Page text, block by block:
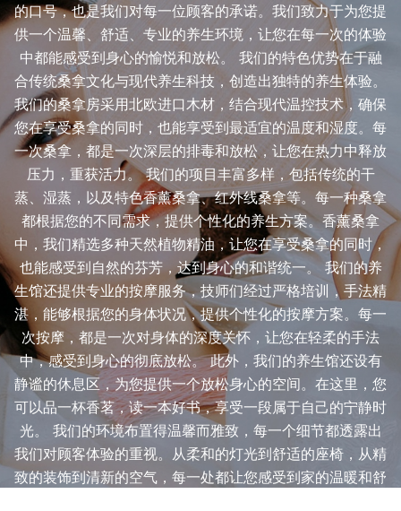
的口号，也是我们对每一位顾客的承诺。我们致力于为您提
供一个温馨、舒适、专业的养生环境，让您在每一次的体验
中都能感受到身心的愉悦和放松。 我们的特色优势在于融
合传统桑拿文化与现代养生科技，创造出独特的养生体验。
我们的桑拿房采用北欧进口木材，结合现代温控技术，确保
您在享受桑拿的同时，也能享受到最适宜的温度和湿度。每
一次桑拿，都是一次深层的排毒和放松，让您在热力中释放
压力，重获活力。 我们的项目丰富多样，包括传统的干
蒸、湿蒸，以及特色香薰桑拿、红外线桑拿等。每一种桑拿
都根据您的不同需求，提供个性化的养生方案。香薰桑拿
中，我们精选多种天然植物精油，让您在享受桑拿的同时，
也能感受到自然的芬芳，达到身心的和谐统一。 我们的养
生馆还提供专业的按摩服务，技师们经过严格培训，手法精
湛，能够根据您的身体状况，提供个性化的按摩方案。每一
次按摩，都是一次对身体的深度关怀，让您在轻柔的手法
中，感受到身心的彻底放松。 此外，我们的养生馆还设有
静谧的休息区，为您提供一个放松身心的空间。在这里，您
可以品一杯香茗，读一本好书，享受一段属于自己的宁静时
光。 我们的环境布置得温馨而雅致，每一个细节都透露出
我们对顾客体验的重视。从柔和的灯光到舒适的座椅，从精
致的装饰到清新的空气，每一处都让您感受到家的温暖和舒